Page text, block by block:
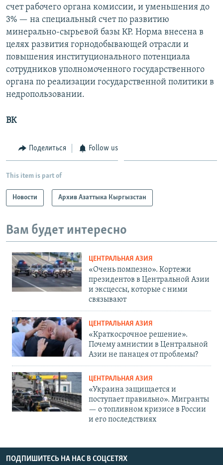
счет рабочего органа комиссии, и уменьшения до
3% — на специальный счет по развитию
минерально-сырьевой базы КР. Норма внесена в
целях развития горнодобывающей отрасли и
повышения институционального потенциала
сотрудников уполномоченного государственного
органа по реализации государственной политики в
недропользовании.
ВК
Поделиться Follow us
This item is part of
Новости Архив Азаттыка Кыргызстан
Вам будет интересно
ЦЕНТРАЛЬНАЯ АЗИЯ
«Очень помпезно». Кортежи
президентов в Центральной Азии
и эксцессы, которые с ними
связывают
ЦЕНТРАЛЬНАЯ АЗИЯ
«Краткосрочное решение».
Почему амнистии в Центральной
Азии не панацея от проблемы?
ЦЕНТРАЛЬНАЯ АЗИЯ
«Украина защищается и
поступает правильно». Мигранты
— о топливном кризисе в России
и его последствиях
ПОДПИШИТЕСЬ НА НАС В СОЦСЕТЯХ